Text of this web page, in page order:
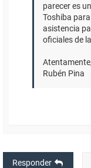
parecer es
Toshiba
asistencia
oficiales de
Atentamente,
Rubén Pina
Responder